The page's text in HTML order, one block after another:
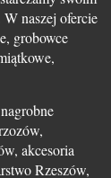
naszej ofercie
grobowce
akcesoria
Rzeszów,